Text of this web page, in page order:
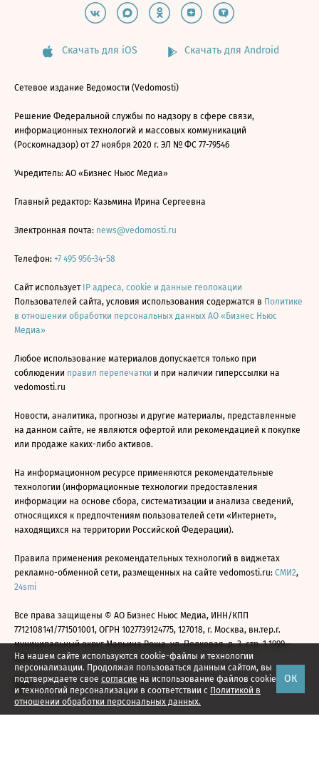
На нашем сайте используются cookie-файлы и технологии
персонализации. Продолжая пользоваться данным сайтом, вы
подтверждаете свое согласие на использование файлов cookie
и технологий персонализации в соответствии с Политикой в
отношении обработки персональных данных.
ОК
Скачать для iOS Скачать для Android
Сетевое издание Ведомости (Vedomosti)
Решение Федеральной службы по надзору в сфере связи,
информационных технологий и массовых коммуникаций
(Роскомнадзор) от 27 ноября 2020 г. ЭЛ № ФС 77-79546
Учредитель: АО «Бизнес Ньюс Медиа»
Главный редактор: Казьмина Ирина Сергеевна
Электронная почта: news@vedomosti.ru
Телефон: +7 495 956-34-58
Сайт использует IP адреса, cookie и данные геолокации
Пользователей сайта, условия использования содержатся в Политике
в отношении обработки персональных данных АО «Бизнес Ньюс
Медиа»
Любое использование материалов допускается только при
соблюдении правил перепечатки и при наличии гиперссылки на
vedomosti.ru
Новости, аналитика, прогнозы и другие материалы, представленные
на данном сайте, не являются офертой или рекомендацией к покупке
или продаже каких-либо активов.
На информационном ресурсе применяются рекомендательные
технологии (информационные технологии предоставления
информации на основе сбора, систематизации и анализа сведений,
относящихся к предпочтениям пользователей сети «Интернет»,
находящихся на территории Российской Федерации).
Правила применения рекомендательных технологий в виджетах
рекламно-обменной сети, размещенных на сайте vedomosti.ru: СМИ2,
24smi
Все права защищены © АО Бизнес Ньюс Медиа, ИНН/КПП
7712108141/771501001, ОГРН 1027739124775, 127018, г. Москва, вн.тер.г.
муниципальный округ Марьина Роща, ул. Полковая, д. 3, стр. 1 1999—
2026